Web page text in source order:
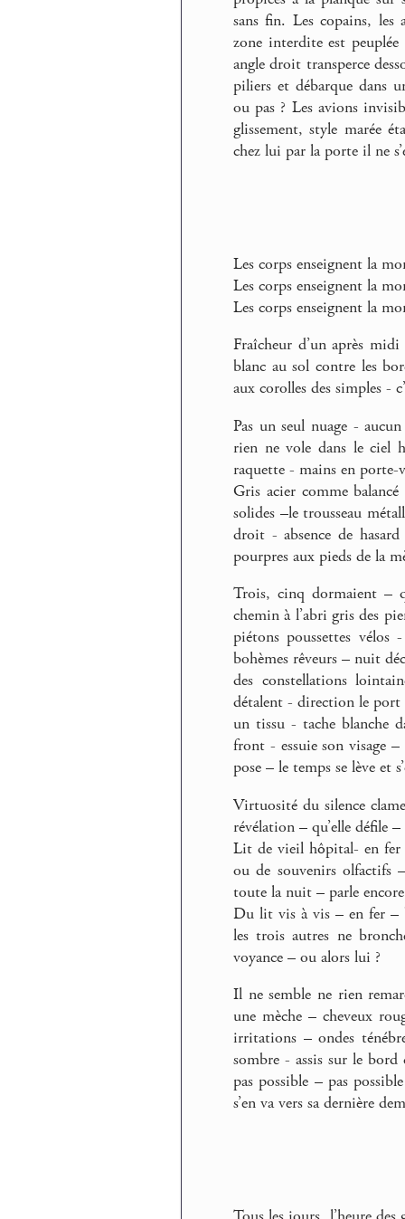
sans fin. Les copains,
zone interdite est
angle droit transperce
piliers et débarque dans
ou pas ? Les avions
glissement, style marée
chez lui par la porte il ne
Les corps enseignent la
Les corps enseignent la
Les corps enseignent la
Fraîcheur d’un après
blanc au sol contre les
aux corolles des simples -
Pas un seul nuage -
rien ne vole dans le ciel
raquette - mains en porte-
Gris acier comme
solides –le trousseau
droit - absence de
pourpres aux pieds de la
Trois, cinq dormaient –
chemin à l’abri gris des
piétons poussettes
bohèmes rêveurs – nuit
des constellations
détalent - direction le port
un tissu - tache blanche
front - essuie son visage
pose – le temps se lève et
Virtuosité du silence
révélation – qu’elle défile
Lit de vieil hôpital- en fer
ou de souvenirs olfactifs
toute la nuit – parle
Du lit vis à vis – en fer –
les trois autres ne
voyance – ou alors lui ?
Il ne semble ne rien
une mèche – cheveux
irritations – ondes
sombre - assis sur le
pas possible – pas
s’en va vers sa dernière